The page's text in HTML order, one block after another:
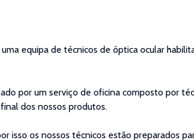
equipa de técnicos de óptica ocular
por um serviço de oficina composto por
dos nossos produtos.
isso os nossos técnicos estão preparados